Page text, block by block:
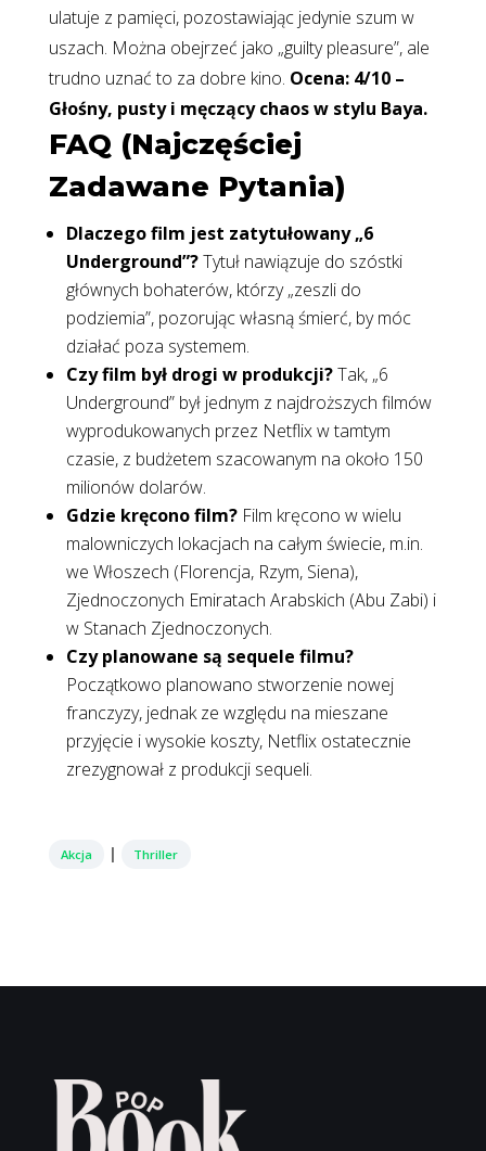
ulatuje z pamięci, pozostawiając jedynie szum w
uszach. Można obejrzeć jako „guilty pleasure”, ale
trudno uznać to za dobre kino. Ocena: 4/10 –
Głośny, pusty i męczący chaos w stylu Baya.
FAQ (Najczęściej
Zadawane Pytania)
Dlaczego film jest zatytułowany „6
Underground”?Tytuł nawiązuje do szóstki
głównych bohaterów, którzy „zeszli do
podziemia”, pozorując własną śmierć, by móc
działać poza systemem.
Czy film był drogi w produkcji?Tak, „6
Underground” był jednym z najdroższych filmów
wyprodukowanych przez Netflix w tamtym
czasie, z budżetem szacowanym na około 150
milionów dolarów.
Gdzie kręcono film?Film kręcono w wielu
malowniczych lokacjach na całym świecie, m.in.
we Włoszech (Florencja, Rzym, Siena),
Zjednoczonych Emiratach Arabskich (Abu Zabi) i
w Stanach Zjednoczonych.
Czy planowane są sequele filmu?
Początkowo planowano stworzenie nowej
franczyzy, jednak ze względu na mieszane
przyjęcie i wysokie koszty, Netflix ostatecznie
zrezygnował z produkcji sequeli.
Akcja | Thriller